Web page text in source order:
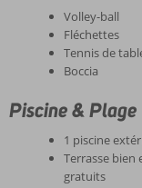
Volley-ball
Fléchettes
Tennis de
Boccia
Piscine & Plage
1 piscine
Terrasse bien
gratuits